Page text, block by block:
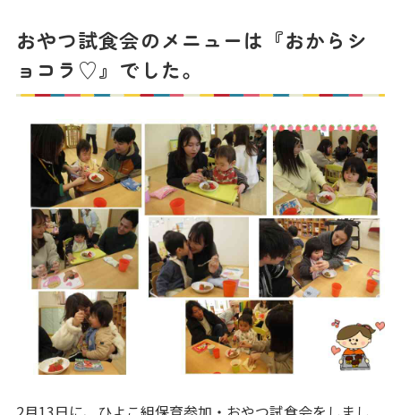
よくあるご質問
プライバシーポリシー サイトのご利用について
サイトマップ ニチイ学館オフィシャルサイト
おやつ試食会のメニューは『おからシ
ョコラ♡』でした。